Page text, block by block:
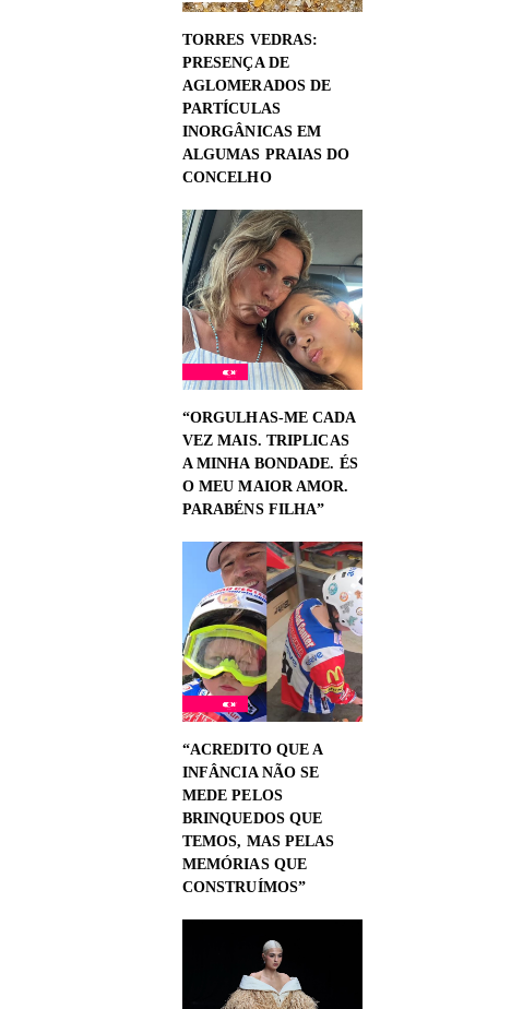
TORRES VEDRAS:
PRESENÇA DE
AGLOMERADOS DE
PARTÍCULAS
INORGÂNICAS EM
ALGUMAS PRAIAS DO
CONCELHO
“ORGULHAS-ME CADA
VEZ MAIS. TRIPLICAS
A MINHA BONDADE. ÉS
O MEU MAIOR AMOR.
PARABÉNS FILHA”
“ACREDITO QUE A
INFÂNCIA NÃO SE
MEDE PELOS
BRINQUEDOS QUE
TEMOS, MAS PELAS
MEMÓRIAS QUE
CONSTRUÍMOS”